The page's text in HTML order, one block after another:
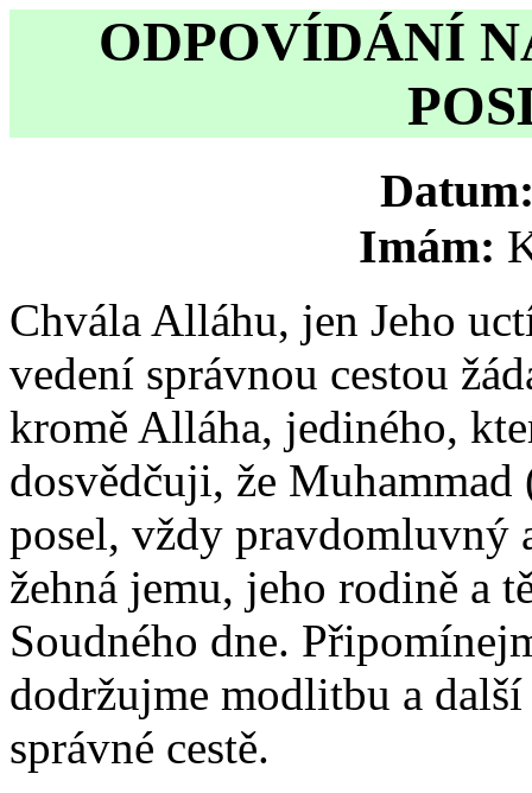
ODPOVÍDÁNÍ
Imám:
Chvála Alláhu, jen Jeho
vedení správnou cestou
kromě Alláha, jediného,
dosvědčuji, že
posel, vždy
žehná jemu, jeho rodině a
Soudného dne.
dodržujme modlitbu a
správné cestě.